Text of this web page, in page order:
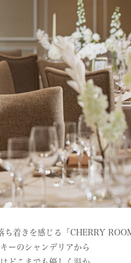
ち着きを感じる「CHERRY
ーのシャンデリアから